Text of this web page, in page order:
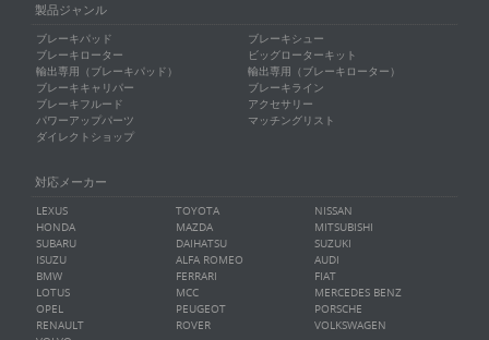
製品ジャンル
ブレーキパッド
ブレーキシュー
ブレーキローター
ビッグローターキット
輸出専用（ブレーキパッド）
輸出専用（ブレーキローター）
ブレーキキャリパー
ブレーキライン
ブレーキフルード
アクセサリー
パワーアップパーツ
マッチングリスト
ダイレクトショップ
対応メーカー
LEXUS TOYOTA
NISSAN
HONDA
MAZDA
MITSUBISHI
SUBARU
DAIHATSU
SUZUKI
ISUZU
ALFA ROMEO
AUDI
BMW
FERRARI
FIAT
LOTUS
MCC
MERCEDES BENZ
OPEL
PEUGEOT
PORSCHE
RENAULT
ROVER
VOLKSWAGEN